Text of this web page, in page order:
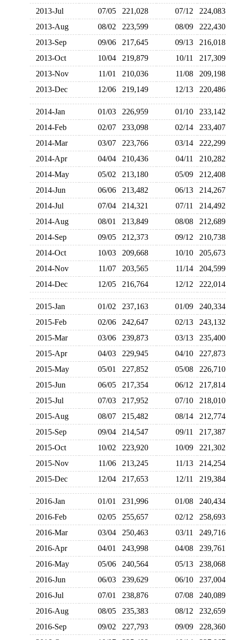
2013-Jul
07/05 221,028 07/12
2013-Aug
08/02 223,599 08/09
2013-Sep
09/06 217,645 09/13
2013-Oct
10/04 219,879 10/11
2013-Nov
11/01 210,036 11/08
2013-Dec
12/06 219,149 12/13
2014-Jan 01/03 226,959 01/10
2014-Feb
02/07 233,098 02/14
2014-Mar
03/07 223,766 03/14
2014-Apr
04/04 210,436 04/11
2014-May
05/02 213,180 05/09
2014-Jun
06/06 213,482 06/13
2014-Jul
07/04 214,321 07/11
2014-Aug
08/01 213,849 08/08
2014-Sep
09/05 212,373 09/12
2014-Oct
10/03 209,668 10/10
2014-Nov
11/07 203,565 11/14
2014-Dec
12/05 216,764 12/12
2015-Jan 01/02 237,163 01/09
2015-Feb
02/06 242,647 02/13
2015-Mar
03/06 239,873 03/13
2015-Apr
04/03 229,945 04/10
2015-May
05/01 227,852 05/08
2015-Jun
06/05 217,354 06/12
2015-Jul
07/03 217,952 07/10
2015-Aug
08/07 215,482 08/14
2015-Sep
09/04 214,547 09/11
2015-Oct
10/02 223,920 10/09
2015-Nov
11/06 213,245 11/13
2015-Dec
12/04 217,653 12/11
2016-Jan 01/01 231,996 01/08
2016-Feb
02/05 255,657 02/12
2016-Mar
03/04 250,463 03/11
2016-Apr
04/01 243,998 04/08
2016-May
05/06 240,564 05/13
2016-Jun
06/03 239,629 06/10
2016-Jul
07/01 238,876 07/08
2016-Aug
08/05 235,383 08/12
2016-Sep
09/02 227,793 09/09